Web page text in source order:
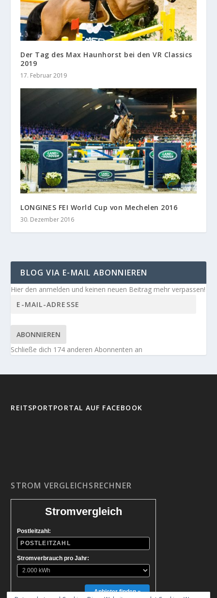
Der Tag des Max Haunhorst bei den VR Classics
2019
17. Februar 2019
LONGINES FEI World Cup von Mechelen 2016
30. Dezember 2016
BLOG VIA E-MAIL ABONNIEREN
Hier den anmelden und keinen neuen Beitrag mehr verpassen!
ABONNIEREN
Schließe dich 174 anderen Abonnenten an
REITSPORTPORTAL AUF FACEBOOK
STROM VERGLEICHSRECHNER
Stromvergleich
Postleitzahl:
Stromverbrauch pro Jahr:
Anbieter finden »